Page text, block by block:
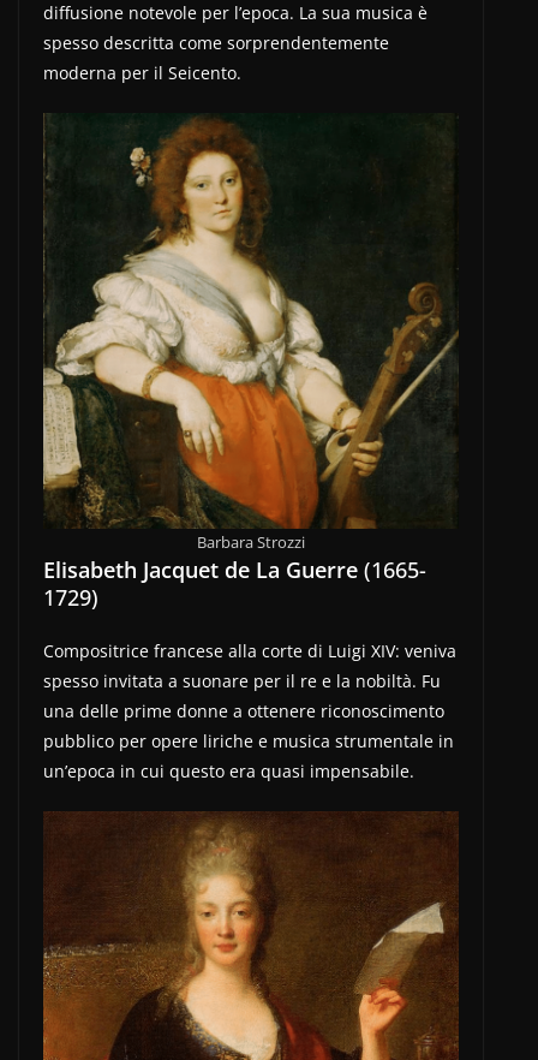
diffusione notevole per l’epoca. La sua musica è
spesso descritta come sorprendentemente
moderna per il Seicento.
Barbara Strozzi
Elisabeth Jacquet de La Guerre (1665-
1729)
Compositrice francese alla corte di Luigi XIV: veniva
spesso invitata a suonare per il re e la nobiltà. Fu
una delle prime donne a ottenere riconoscimento
pubblico per opere liriche e musica strumentale in
un’epoca in cui questo era quasi impensabile.